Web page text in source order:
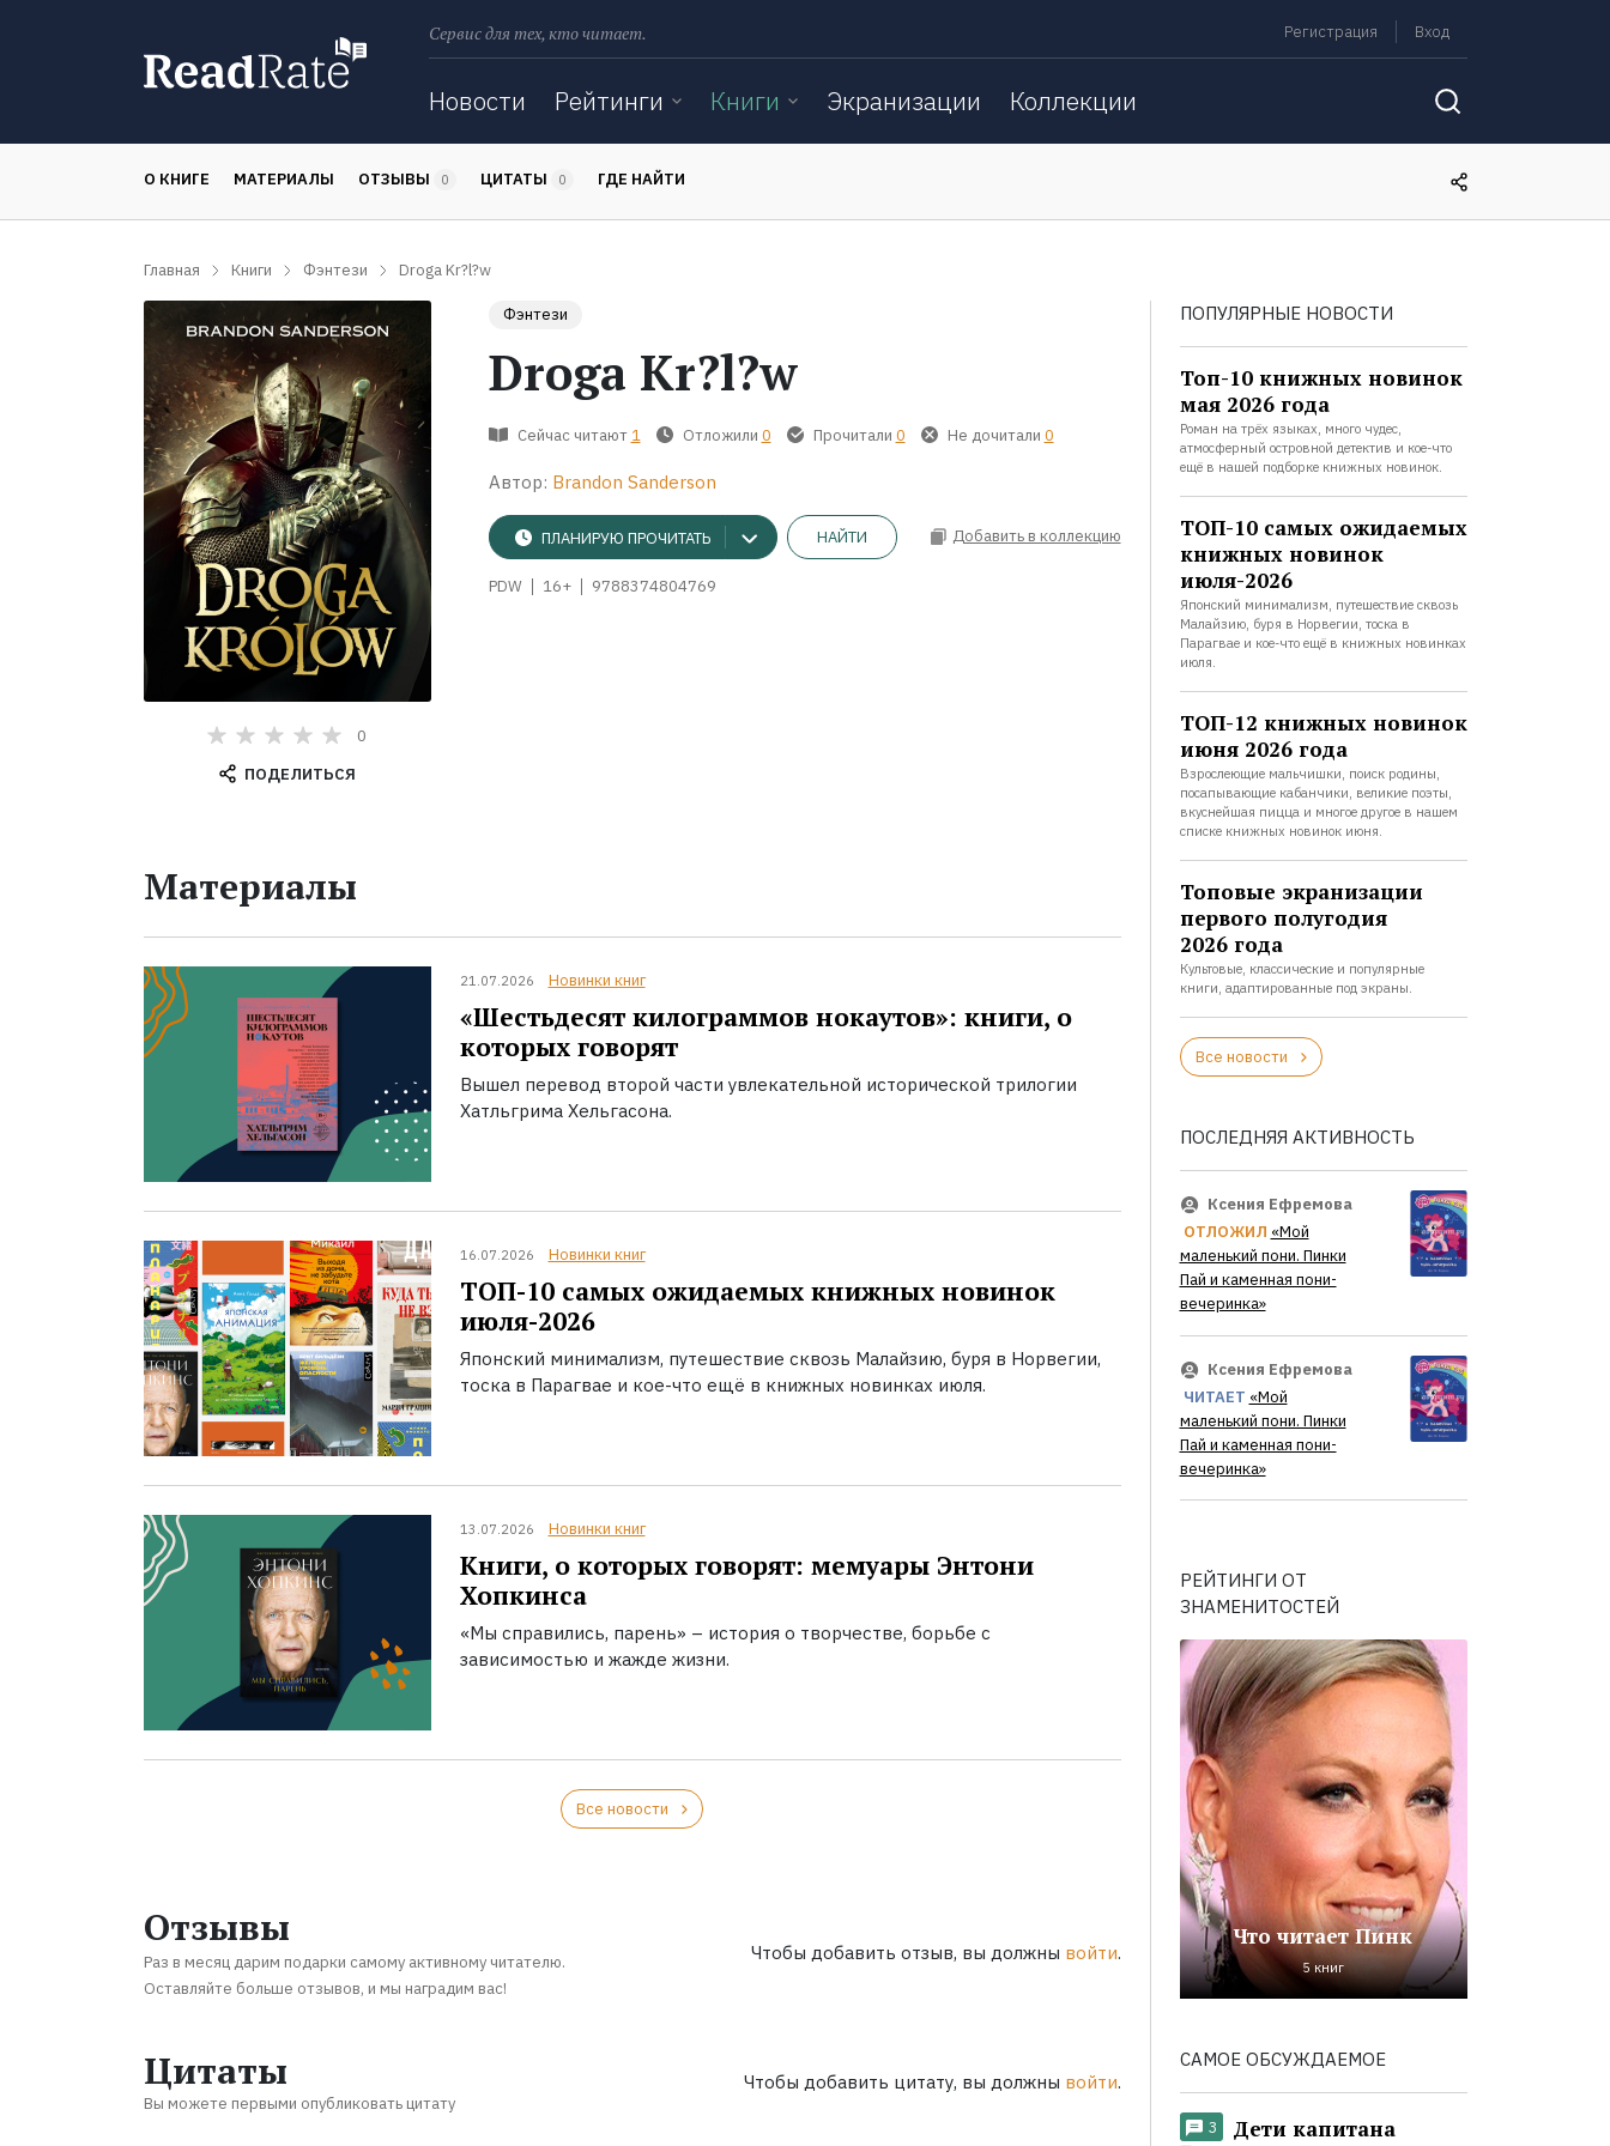
Сервис для тех, кто читает. Регистрация Вход
Новости Рейтинги Книги Экранизации Коллекции
О КНИГЕ МАТЕРИАЛЫ ОТЗЫВЫ 0 ЦИТАТЫ 0 ГДЕ НАЙТИ
Главная Книги Фэнтези Droga Kr?l?w
0
ПОДЕЛИТЬСЯ
Фэнтези
Droga Kr?l?w
Сейчас читают 1 Отложили 0 Прочитали 0 Не дочитали 0
Автор: Brandon Sanderson
ПЛАНИРУЮ ПРОЧИТАТЬ НАЙТИ Добавить в коллекцию
PDW 16+ 9788374804769
Материалы
21.07.2026 Новинки книг
«Шестьдесят килограммов нокаутов»: книги, о
которых говорят
Вышел перевод второй части увлекательной исторической трилогии
Хатльгрима Хельгасона.
16.07.2026 Новинки книг
ТОП-10 самых ожидаемых книжных новинок
июля-2026
Японский минимализм, путешествие сквозь Малайзию, буря в Норвегии,
тоска в Парагвае и кое-что ещё в книжных новинках июля.
13.07.2026 Новинки книг
Книги, о которых говорят: мемуары Энтони
Хопкинса
«Мы справились, парень» – история о творчестве, борьбе с
зависимостью и жажде жизни.
Все новости
Отзывы
Раз в месяц дарим подарки самому активному читателю.
Оставляйте больше отзывов, и мы наградим вас!
Чтобы добавить отзыв, вы должны войти.
Цитаты
Вы можете первыми опубликовать цитату
Чтобы добавить цитату, вы должны войти.
ПОПУЛЯРНЫЕ НОВОСТИ
Топ-10 книжных новинок
мая 2026 года
Роман на трёх языках, много чудес,
атмосферный островной детектив и кое-что
ещё в нашей подборке книжных новинок.
ТОП-10 самых ожидаемых
книжных новинок
июля-2026
Японский минимализм, путешествие сквозь
Малайзию, буря в Норвегии, тоска в
Парагвае и кое-что ещё в книжных новинках
июля.
ТОП-12 книжных новинок
июня 2026 года
Взрослеющие мальчишки, поиск родины,
посапывающие кабанчики, великие поэты,
вкуснейшая пицца и многое другое в нашем
списке книжных новинок июня.
Топовые экранизации
первого полугодия
2026 года
Культовые, классические и популярные
книги, адаптированные под экраны.
Все новости
ПОСЛЕДНЯЯ АКТИВНОСТЬ
Ксения Ефремова
ОТЛОЖИЛ «Мой
маленький пони. Пинки
Пай и каменная пони-
вечеринка»
Ксения Ефремова
ЧИТАЕТ «Мой
маленький пони. Пинки
Пай и каменная пони-
вечеринка»
РЕЙТИНГИ ОТ
ЗНАМЕНИТОСТЕЙ
Что читает Пинк
5 книг
САМОЕ ОБСУЖДАЕМОЕ
3
Дети капитана